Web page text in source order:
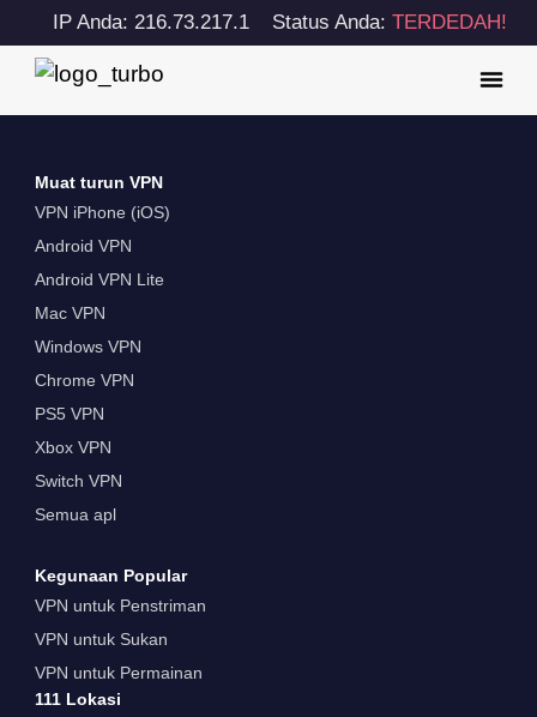
IP Anda: 216.73.217.1 Status Anda:TERDEDAH!
Muat turun VPN
VPN iPhone (iOS)
Android VPN
Android VPN Lite
Mac VPN
Windows VPN
Chrome VPN
PS5 VPN
Xbox VPN
Switch VPN
Semua apl
Kegunaan Popular
VPN untuk Penstriman
VPN untuk Sukan
VPN untuk Permainan
111 Lokasi